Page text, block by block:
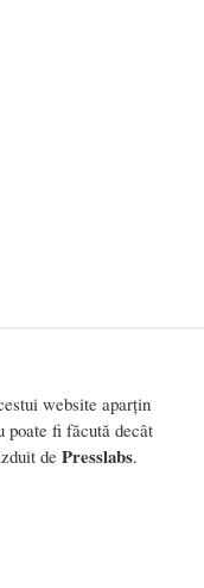
website aparțin
poate fi făcută decât
de Presslabs.